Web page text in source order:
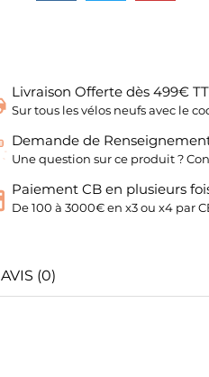
Livraison Offerte dès 499€
Sur tous les vélos neufs avec le
Demande de
Une question sur ce produit ?
Paiement CB en plusieurs
De 100 à 3000€ en x3 ou x4 par
AVIS (0)